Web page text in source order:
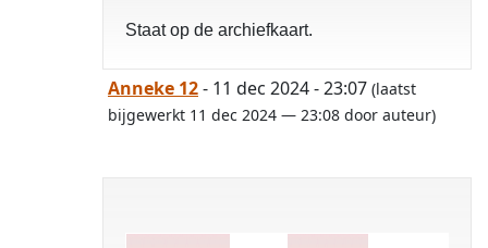
Staat op de archiefkaart.
Anneke 12- 11 dec 2024 - 23:07 (laatst
bijgewerkt 11 dec 2024 — 23:08 door auteur)